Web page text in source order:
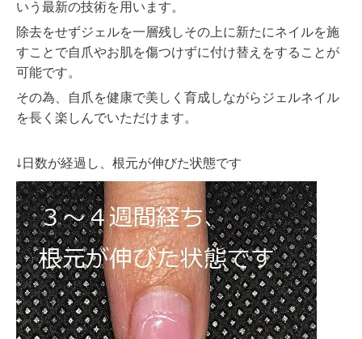
いう最新の技術を用います。
除去をせずジェルを一層残しその上に新たにネイルを施
すことで自爪やお肌を傷つけずに付け替えをすることが
可能です。
その為、自爪を健康で美しく育成しながらジェルネイル
を長く楽しんでいただけます。
↓日数が経過し、根元が伸びた状態です